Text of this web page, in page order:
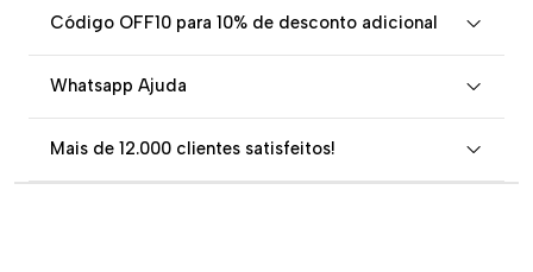
Código OFF10 para 10% de desconto adicional
Whatsapp Ajuda
Mais de 12.000 clientes satisfeitos!